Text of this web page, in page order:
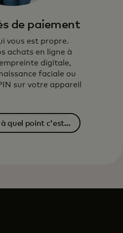
de paiement
vous est propre.
achats en ligne à
empreinte digitale,
faciale ou
sur votre appareil
quel point c'est